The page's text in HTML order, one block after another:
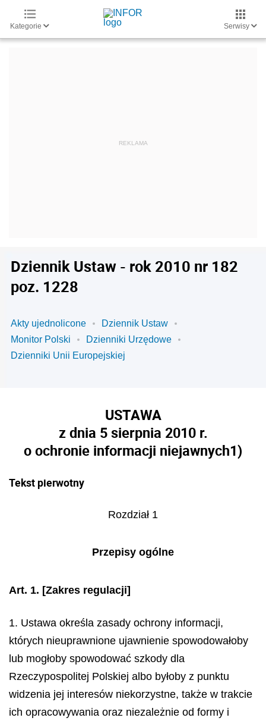
Kategorie Serwisy
Dziennik Ustaw - rok 2010 nr 182
poz. 1228
Akty ujednolicone
Dziennik Ustaw
Monitor Polski
Dzienniki Urzędowe
Dzienniki Unii Europejskiej
USTAWA
z dnia 5 sierpnia 2010 r.
o ochronie informacji niejawnych1)
Tekst pierwotny
Rozdział 1
Przepisy ogólne
Art. 1. [Zakres regulacji]
1. Ustawa określa zasady ochrony informacji,
których nieuprawnione ujawnienie spowodowałoby
lub mogłoby spowodować szkody dla
Rzeczypospolitej Polskiej albo byłoby z punktu
widzenia jej interesów niekorzystne, także w trakcie
ich opracowywania oraz niezależnie od formy i